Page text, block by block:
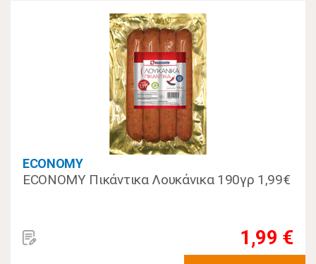
ECONOMY
ECONOMY Πικάντικα Λουκάνικα 190γρ 1,99€
1,99 €